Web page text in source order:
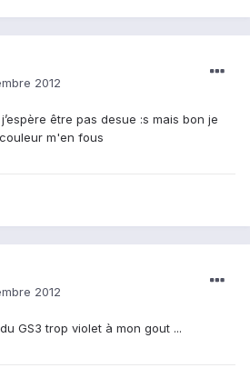
2012
être pas desue :s mais bon je
m'en fous
2012
GS3 trop violet à mon gout ...